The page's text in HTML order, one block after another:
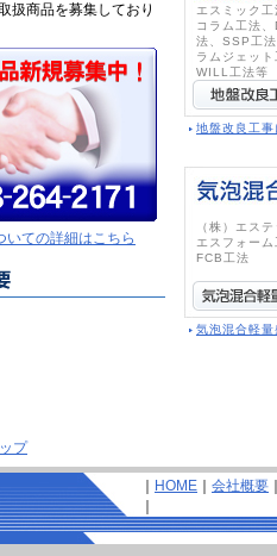
扱商品を募集しており
いての詳細はこちら
プ
エスミック
コラム工法
法、SSP工
ラムジェッ
WILL工法等
地盤改良工
（株）エス
エスフォーム
FCB工法
気泡混合軽
HOME 会社概要